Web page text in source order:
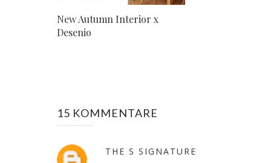
New Autumn Interior x
Desenio
15 KOMMENTARE
THE S SIGNATURE